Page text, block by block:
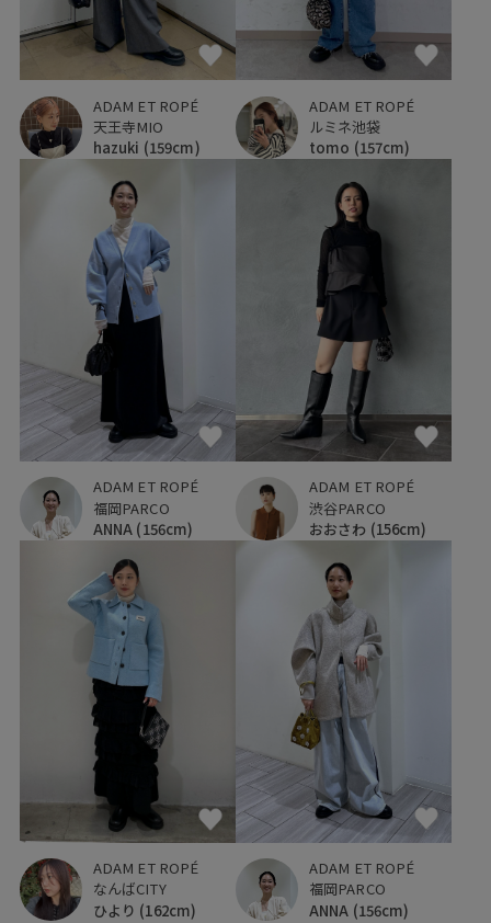
ADAM ET ROPÉ
天王寺MIO
hazuki (159cm)
ADAM ET ROPÉ
ルミネ池袋
tomo (157cm)
ADAM ET ROPÉ
福岡PARCO
ANNA (156cm)
ADAM ET ROPÉ
渋谷PARCO
おおさわ (156cm)
ADAM ET ROPÉ
なんばCITY
ひより (162cm)
ADAM ET ROPÉ
福岡PARCO
ANNA (156cm)